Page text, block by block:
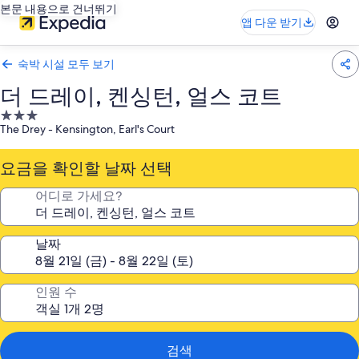
본문 내용으로 건너뛰기
앱 다운 받기
숙박 시설 모두 보기
더 드레이, 켄싱턴, 얼스 코트
3.0
성
급
숙
박
설
The Drey - Kensington, Earl's Court
요금을 확인할 날짜 선택
어디로 가세요?
날짜
인원 수
검색